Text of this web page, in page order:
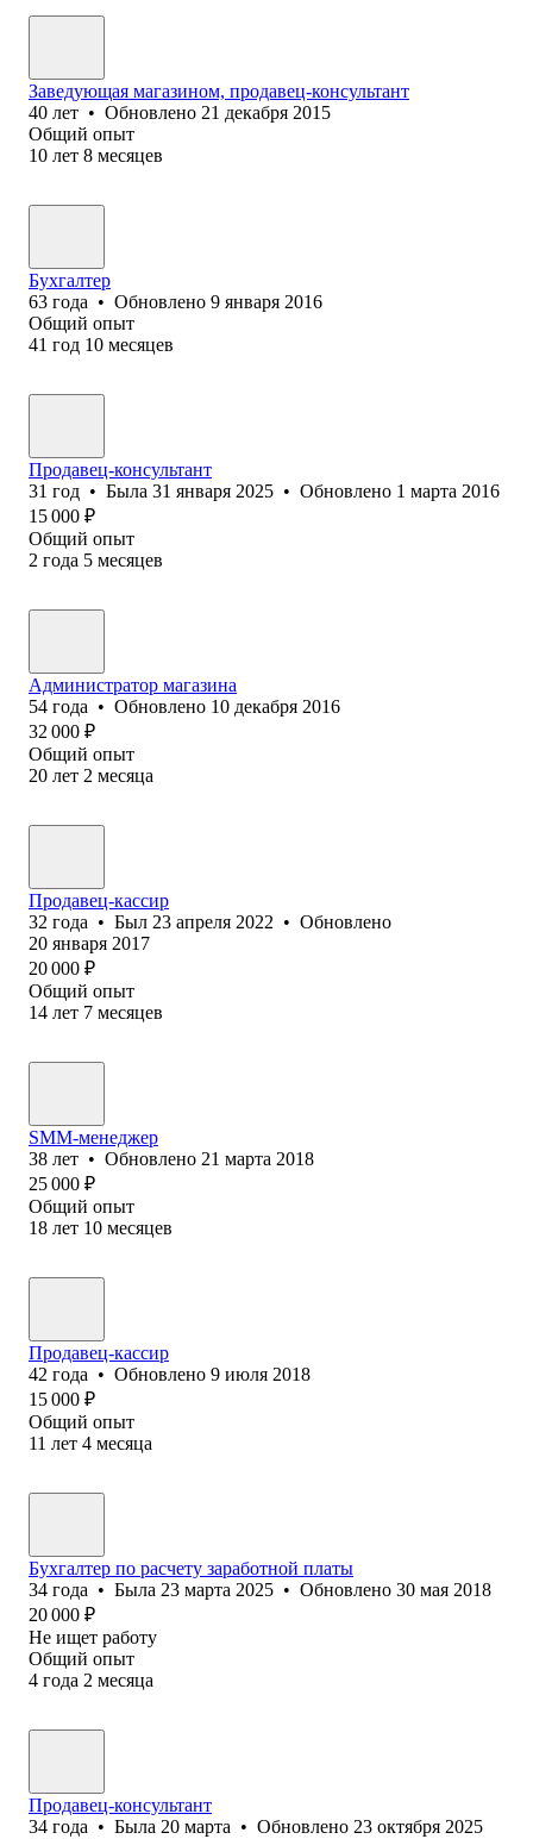
Заведующая магазином, продавец-консультант
40 лет • Обновлено 21 декабря 2015
Общий опыт
10 лет 8 месяцев
Бухгалтер
63 года • Обновлено 9 января 2016
Общий опыт
41 год 10 месяцев
Продавец-консультант
31 год • Была 31 января 2025 • Обновлено 1 марта 2016
15 000 ₽
Общий опыт
2 года 5 месяцев
Администратор магазина
54 года • Обновлено 10 декабря 2016
32 000 ₽
Общий опыт
20 лет 2 месяца
Продавец-кассир
32 года • Был 23 апреля 2022 • Обновлено
20 января 2017
20 000 ₽
Общий опыт
14 лет 7 месяцев
SMM-менеджер
38 лет • Обновлено 21 марта 2018
25 000 ₽
Общий опыт
18 лет 10 месяцев
Продавец-кассир
42 года • Обновлено 9 июля 2018
15 000 ₽
Общий опыт
11 лет 4 месяца
Бухгалтер по расчету заработной платы
34 года • Была 23 марта 2025 • Обновлено 30 мая 2018
20 000 ₽
Не ищет работу
Общий опыт
4 года 2 месяца
Продавец-консультант
34 года • Была 20 марта • Обновлено 23 октября 2025